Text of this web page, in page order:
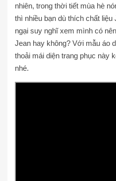
nhiên, trong thời tiết mùa hè
thì nhiều bạn dù thích chất
ngại suy nghĩ xem mình có
Jean hay không? Với mẫu áo
thoải mái diện trang phục này
nhé.